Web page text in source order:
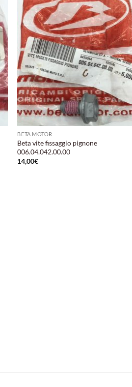
Aggiungi
alla lista
dei
desideri
BETA MOTOR
Beta vite fissaggio pignone
006.04.042.00.00
14,00€